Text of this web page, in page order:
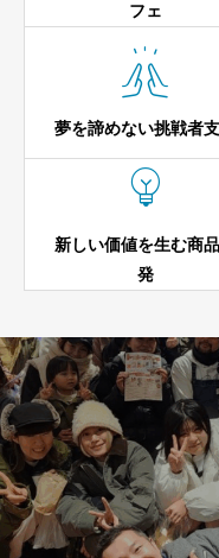
フェ

夢を諦めない挑戦者

新しい価値を生む商
発